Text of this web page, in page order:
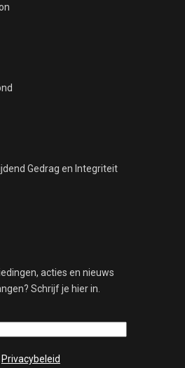
Gedrag en Integriteit
acties en nieuws
Schrijf je hier in.
Privacybeleid